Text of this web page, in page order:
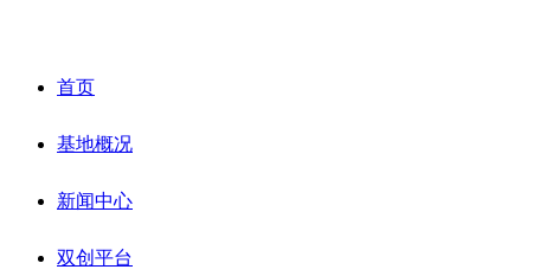
首页
基地概况
新闻中心
双创平台